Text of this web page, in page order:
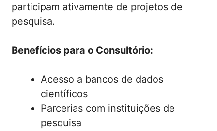
participam ativamente de projetos de
pesquisa.
Benefícios para o Consultório:
Acesso a bancos de dados
científicos
Parcerias com instituições de
pesquisa